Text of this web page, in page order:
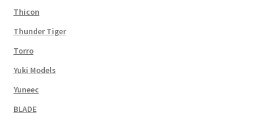
Thicon
Thunder Tiger
Torro
Yuki Models
Yuneec
BLADE